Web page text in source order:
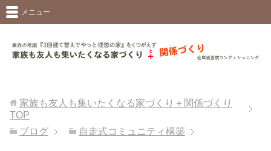
メニュー
家族も友人も集いたくなる家づくり＋関係づくり
TOP
ブログ
自走式コミュニティ構築